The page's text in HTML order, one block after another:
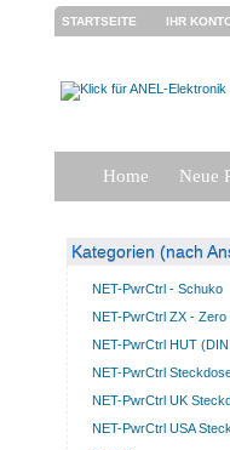
STARTSEITE IHR
Home Neue
Kategorien (nach
NET-PwrCtrl - Schuko
NET-PwrCtrl ZX - Zero
NET-PwrCtrl HUT (DIN
NET-PwrCtrl
NET-PwrCtrl UK
NET-PwrCtrl USA